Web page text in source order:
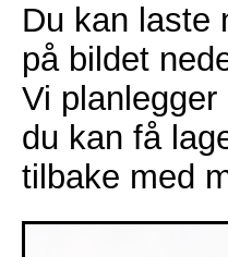
Du kan laste
på bildet
Vi
du kan få
tilbake med